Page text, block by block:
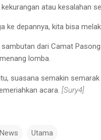
atau kesalahan
ke depannya, kita bisa
dari Camat
lomba.
suasana semakin
acara. [Sury4]
News Utama